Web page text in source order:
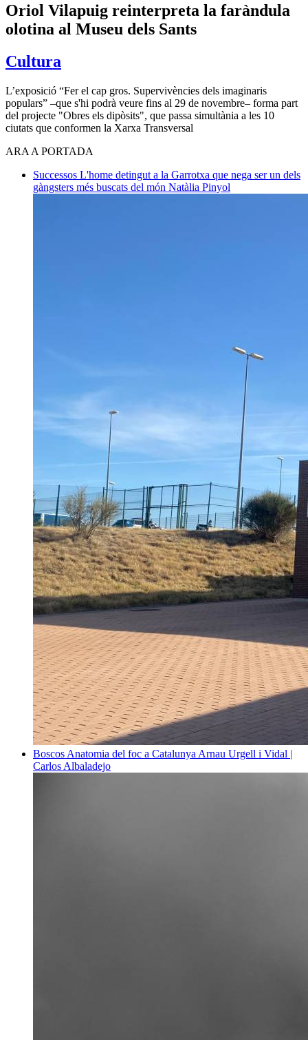
Oriol Vilapuig reinterpreta la faràndula
olotina al Museu dels Sants
Cultura
L’exposició “Fer el cap gros. Supervivències dels imaginaris
populars” –que s'hi podrà veure fins al 29 de novembre– forma part
del projecte "Obres els dipòsits", que passa simultània a les 10
ciutats que conformen la Xarxa Transversal
ARA A PORTADA
Successos L'home detingut a la Garrotxa que nega ser un dels
gàngsters més buscats del món Natàlia Pinyol
Boscos Anatomia del foc a Catalunya Arnau Urgell i Vidal |
Carlos Albaladejo